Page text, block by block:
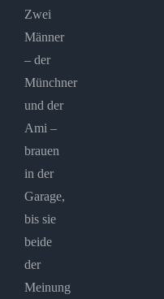
Zwei
Männer
– der
Münchner
und der
Ami –
brauen
in der
Garage,
bis sie
beide
der
Meinung